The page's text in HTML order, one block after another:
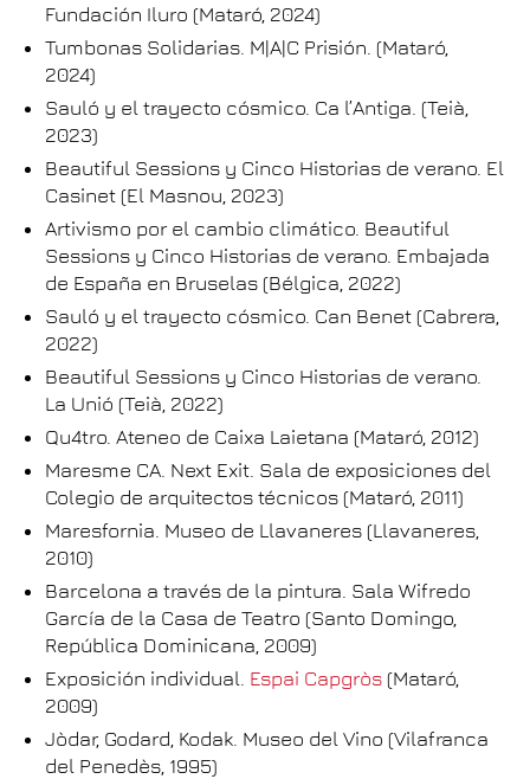
Fundación Iluro (Mataró, 2024)
Tumbonas Solidarias. M|A|C Prisión. (Mataró,
2024)
Sauló y el trayecto cósmico. Ca l’Antiga. (Teià,
2023)
Beautiful Sessions y Cinco Historias de verano. El
Casinet (El Masnou, 2023)
Artivismo por el cambio climático. Beautiful
Sessions y Cinco Historias de verano. Embajada
de España en Bruselas (Bélgica, 2022)
Sauló y el trayecto cósmico. Can Benet (Cabrera,
2022)
Beautiful Sessions y Cinco Historias de verano.
La Unió (Teià, 2022)
Qu4tro. Ateneo de Caixa Laietana (Mataró, 2012)
Maresme CA. Next Exit. Sala de exposiciones del
Colegio de arquitectos técnicos (Mataró, 2011)
Maresfornia. Museo de Llavaneres (Llavaneres,
2010)
Barcelona a través de la pintura. Sala Wifredo
García de la Casa de Teatro (Santo Domingo,
República Dominicana, 2009)
Exposición individual. Espai Capgròs (Mataró,
2009)
Jòdar, Godard, Kodak. Museo del Vino (Vilafranca
del Penedès, 1995)